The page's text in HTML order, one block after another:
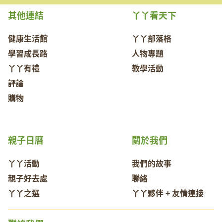
其他連結
健康生活館
學習成長路
丫丫有禮
評論
購物
丫丫看天下
丫丫部落格
人物專題
教學活動
關於我們
我們的故事
聯絡
丫丫夥伴 + 友情連接
親子日曆
丫丫活動
親子好去處
丫丫之選